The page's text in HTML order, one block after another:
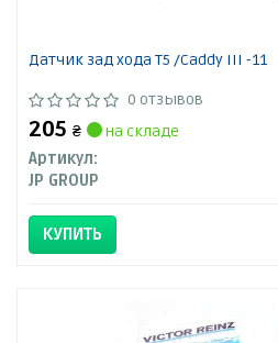
Датчик зад хода T5 /Caddy III -11
0 отзывов
205 ₴
на складе
Артикул:
JP GROUP
КУПИТЬ